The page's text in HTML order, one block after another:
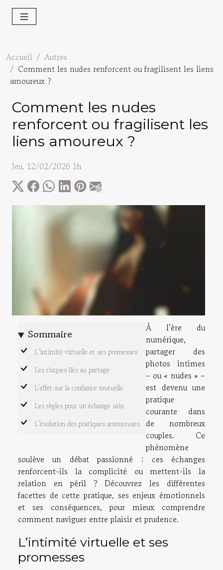
Accueil
Autres
Comment les nudes renforcent ou fragilisent les liens
amoureux ?
Comment les nudes
renforcent ou fragilisent les
liens amoureux ?
Jeu. 12/02/2026 1h
Sommaire
L’intimité virtuelle et ses promesses
Les risques liés au partage
L’effet sur la confiance mutuelle
Les règles pour un échange sain
L’évolution des pratiques amoureuses
À l’ère du
numérique,
partager des
photos intimes
– ou « nudes » –
est devenu une
pratique
courante dans
de nombreux
couples. Ce
phénomène
soulève un débat passionné : ces échanges
renforcent-ils la complicité ou mettent-ils la
relation en péril ? Découvrez les différentes
facettes de cette pratique, ses enjeux émotionnels
et ses conséquences, pour mieux comprendre
comment naviguer entre plaisir et prudence.
L’intimité virtuelle et ses
promesses